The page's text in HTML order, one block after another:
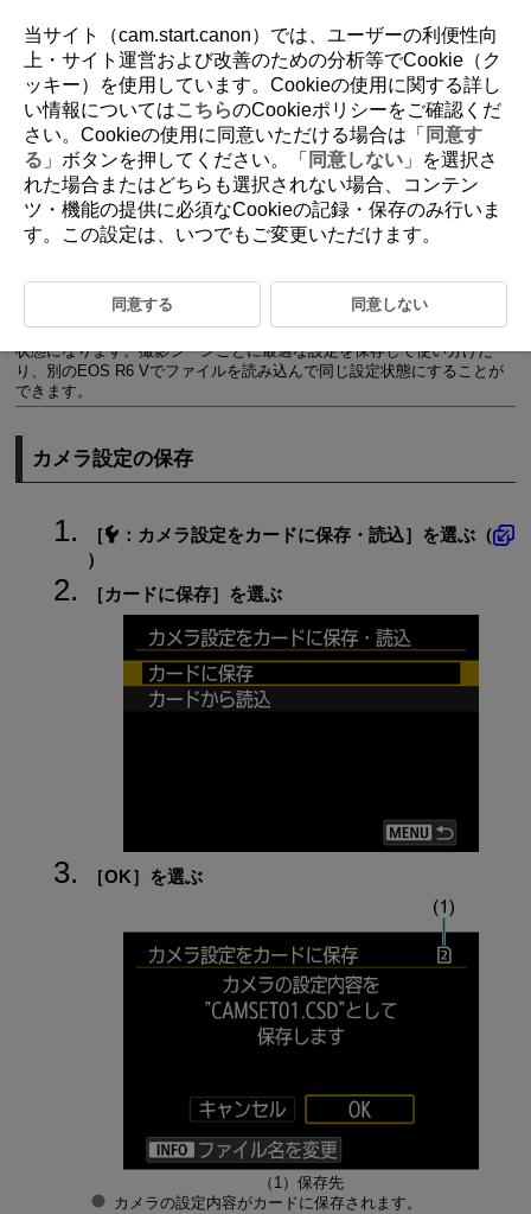
D388-227
カメラ設定をカードに保存・読込
カメラ設定の保存
いる内容を、「カメラ設定ファイル」としてカードに保存することがで
きます。ファイルの読み込みを行うと、保存されている内容と同じ設定
状態になります。撮影シーンごとに最適な設定を保存して使い分けた
り、別のEOS R6 Vでファイルを読み込んで同じ設定状態にすることが
できます。
カメラ設定の保存
［ ： カメラ設定をカードに保存・読込］を選ぶ（
）
［カードに保存］を選ぶ
［OK］を選ぶ
（1）保存先
カメラの設定内容がカードに保存されます。
当サイト（cam.start.canon）では、ユーザーの利便性向
上・サイト運営および改善のための分析等でCookie（ク
ッキー）を使用しています。Cookieの使用に関する詳し
い情報についてはこちらのCookieポリシーをご確認くだ
さい。Cookieの使用に同意いただける場合は「 同意す
る 」ボタンを押してください。「 同意しない 」を選択さ
れた場合またはどちらも選択されない場合、コンテン
ツ・機能の提供に必須なCookieの記録・保存のみ行いま
す。この設定は、いつでもご変更いただけます。
同意する 同意しない